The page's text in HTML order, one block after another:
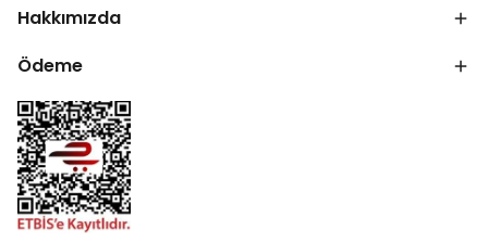
Hakkımızda
Ödeme